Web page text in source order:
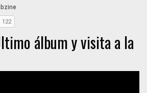
álbum y visita a la